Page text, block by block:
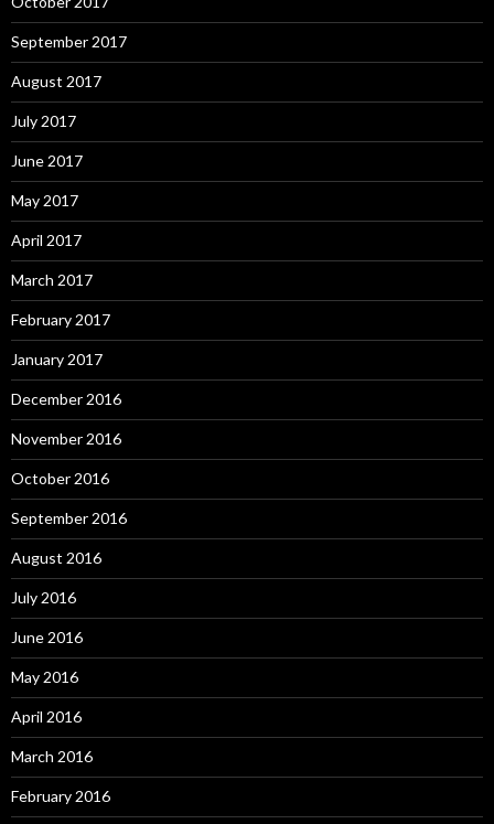
September 2017
August 2017
July 2017
June 2017
May 2017
April 2017
March 2017
February 2017
January 2017
December 2016
November 2016
October 2016
September 2016
August 2016
July 2016
June 2016
May 2016
April 2016
March 2016
February 2016